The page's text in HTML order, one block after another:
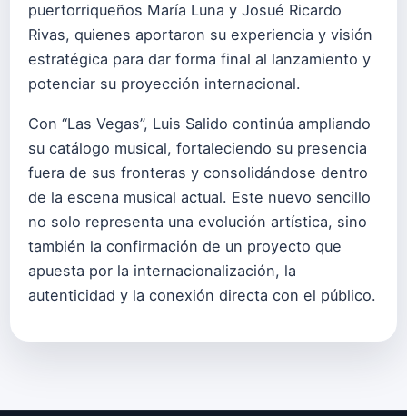
puertorriqueños María Luna y Josué Ricardo
Rivas, quienes aportaron su experiencia y visión
estratégica para dar forma final al lanzamiento y
potenciar su proyección internacional.
Con “Las Vegas”, Luis Salido continúa ampliando
su catálogo musical, fortaleciendo su presencia
fuera de sus fronteras y consolidándose dentro
de la escena musical actual. Este nuevo sencillo
no solo representa una evolución artística, sino
también la confirmación de un proyecto que
apuesta por la internacionalización, la
autenticidad y la conexión directa con el público.